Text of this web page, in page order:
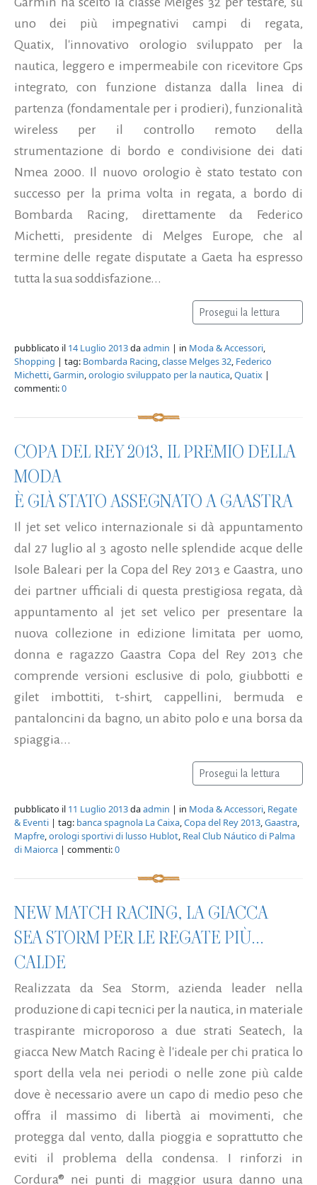
uno dei più impegnativi campi di regata,
Quatix, l'innovativo orologio sviluppato per la
nautica, leggero e impermeabile con ricevitore Gps
integrato, con funzione distanza dalla linea di
partenza (fondamentale per i prodieri), funzionalità
wireless per il controllo remoto della
strumentazione di bordo e condivisione dei dati
Nmea 2000. Il nuovo orologio è stato testato con
successo per la prima volta in regata, a bordo di
Bombarda Racing, direttamente da Federico
Michetti, presidente di Melges Europe, che al
termine delle regate disputate a Gaeta ha espresso
tutta la sua soddisfazione...
Prosegui la lettura
pubblicato il 14 Luglio 2013daadmin | in Moda & Accessori,
Shopping | tag: Bombarda Racing,classe Melges 32, Federico
Michetti,Garmin,orologio sviluppato per la nautica,Quatix |
commenti:0
COPA DEL REY 2013, IL PREMIO DELLA
MODA
È GIÀ STATO ASSEGNATO A GAASTRA
Il jet set velico internazionale si dà appuntamento
dal 27 luglio al 3 agosto nelle splendide acque delle
Isole Baleari per la Copa del Rey 2013 e Gaastra, uno
dei partner ufficiali di questa prestigiosa regata, dà
appuntamento al jet set velico per presentare la
nuova collezione in edizione limitata per uomo,
donna e ragazzo Gaastra Copa del Rey 2013 che
comprende versioni esclusive di polo, giubbotti e
gilet imbottiti, t-shirt, cappellini, bermuda e
pantaloncini da bagno, un abito polo e una borsa da
spiaggia...
Prosegui la lettura
pubblicato il 11 Luglio 2013daadmin | in Moda & Accessori Regate
& Eventi | tag: banca spagnola La Caixa Copa del Rey 2013 Gaastra
Mapfre orologi sportivi di lusso Hublot Real Club Náutico di Palma
di Maiorca | commenti:0
NEW MATCH RACING, LA GIACCA
SEA STORM PER LE REGATE PIÙ...
CALDE
Realizzata da Sea Storm, azienda leader nella
produzione di capi tecnici per la nautica, in materiale
traspirante microporoso a due strati Seatech, la
giacca New Match Racing è l'ideale per chi pratica lo
sport della vela nei periodi o nelle zone più calde
dove è necessario avere un capo di medio peso che
offra il massimo di libertà ai movimenti, che
protegga dal vento, dalla pioggia e soprattutto che
eviti il problema della condensa. I rinforzi in
Cordura® nei punti di maggior usura danno una